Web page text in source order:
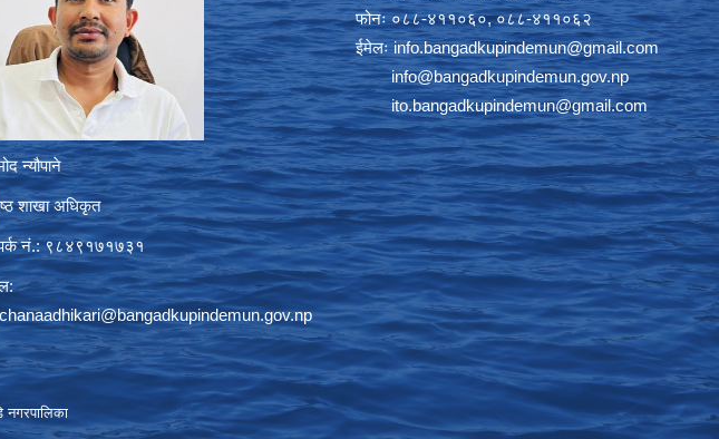
न्यौपाने
शाखा अधिकृत
नं.: ९८४९१७१७३१
फोनः ०८८-४११०६०, ०८८-४११०६२
ईमेलःinfo.bangadkupindemun@gmail.com
info@bangadkupindemun.gov.np
ito.bangadkupindemun@gmail.com